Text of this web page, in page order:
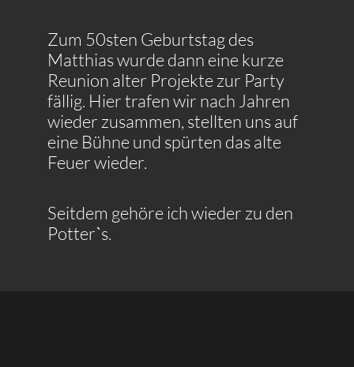
Zum 50sten Geburtstag des
Matthias wurde dann eine kurze
Reunion alter Projekte zur Party
fällig. Hier trafen wir nach Jahren
wieder zusammen, stellten uns auf
eine Bühne und spürten das alte
Feuer wieder.
Seitdem gehöre ich wieder zu den
Potterˋs.